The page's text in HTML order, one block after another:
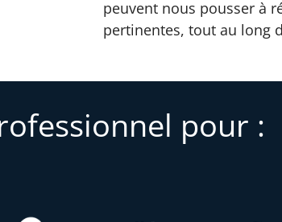
peuvent nous pousser à
pertinentes, tout au long
pour :